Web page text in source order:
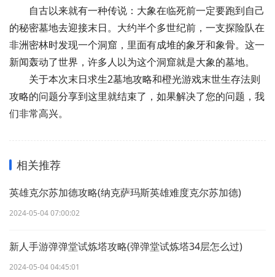
自古以来就有一种传说：大象在临死前一定要跑到自己
的秘密墓地去迎接末日。大约半个多世纪前，一支探险队在
非洲密林时发现一个洞窟，里面有成堆的象牙和象骨。这一
新闻轰动了世界，许多人以为这个洞窟就是大象的墓地。
关于本次末日求生2墓地攻略和橙光游戏末世生存法则
攻略的问题分享到这里就结束了，如果解决了您的问题，我
们非常高兴。
相关推荐
英雄克尔苏加德攻略(纳克萨玛斯英雄难度克尔苏加德)
2024-05-04 07:00:02
新人手游弹弹堂试炼塔攻略(弹弹堂试炼塔34层怎么过)
2024-05-04 04:45:01